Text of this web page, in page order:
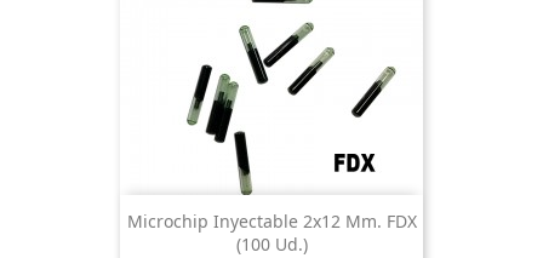
Microchip Inyectable 2x12 Mm. FDX
(100 Ud.)